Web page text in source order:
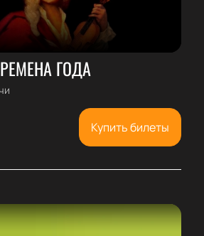
ГОДА
Купить билеты